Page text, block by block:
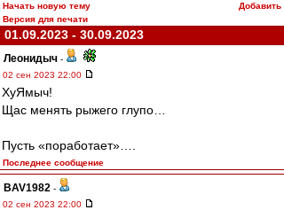
Начать новую тему
Добавить
Версия для печати
01.09.2023 - 30.09.2023
Леонидыч -
02 сен 2023 22:00
ХуЯмыч!
Щас менять рыжего глупо…
Пусть «поработает»….
Последнее сообщение
BAV1982 -
02 сен 2023 22:00